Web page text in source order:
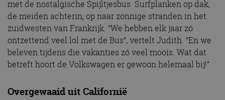
met de nostalgische Spijltjesbus. Surfplanken op dak,
de meiden achterin, op naar zonnige stranden in het
zuidwesten van Frankrijk. “We hebben elk jaar zó
ontzettend veel lol met de Bus”, vertelt Judith. “En we
beleven tijdens die vakanties zó veel moois. Wat dat
betreft hoort de Volkswagen er gewoon helemaal bij!”
Overgewaaid uit Californië